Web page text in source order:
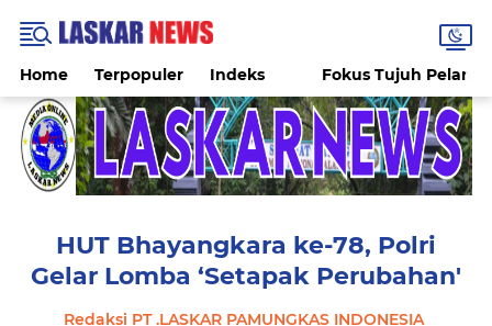
Home Terpopuler Indeks Fokus Tujuh
HUT Bhayangkara ke-78, Polri
Gelar Lomba ‘Setapak Perubahan'
Redaksi PT .LASKAR PAMUNGKAS INDONESIA